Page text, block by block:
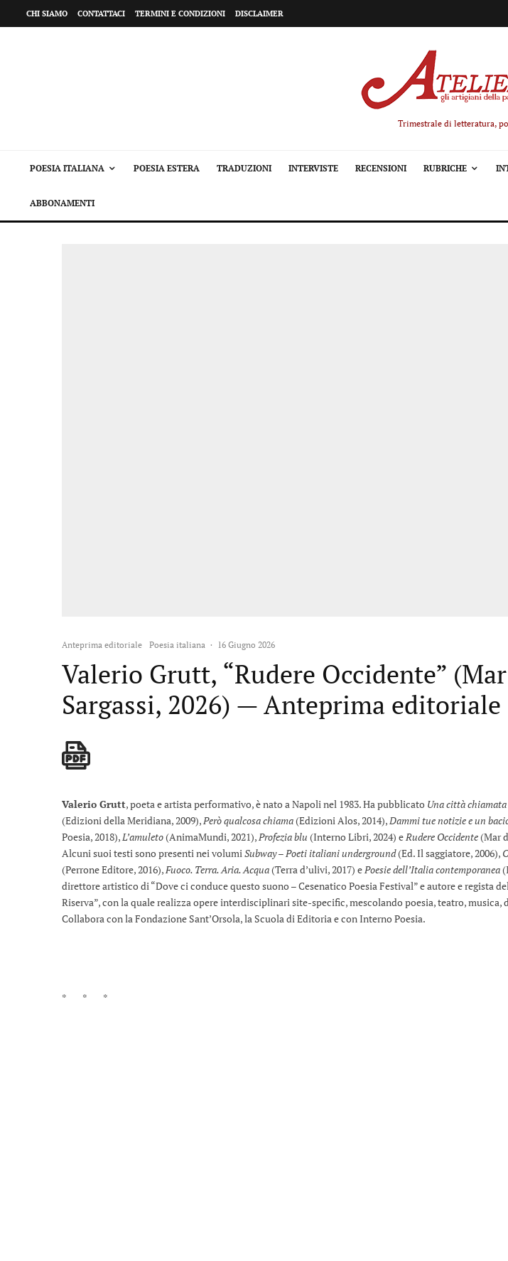
CHI SIAMO CONTATTACI TERMINI E CONDIZIONI DISCLAIMER
Trimestrale di letteratura,
POESIA ITALIANA POESIA ESTERA TRADUZIONI INTERVISTE RECENSIONI RUBRICHE
ABBONAMENTI
Anteprima editoriale Poesia italiana · 16 Giugno 2026
Valerio Grutt, “Rudere Occidente”
Sargassi, 2026) — Anteprima editoriale
Valerio Grutt, poeta e artista performativo, è nato a Napoli nel 1983. Ha pubblicato Una città
(Edizioni della Meridiana, 2009),Però qualcosa chiama(Edizioni Alos, 2014),Dammi tue notizie e un
Poesia, 2018),L’amuleto(AnimaMundi, 2021),Profezia blu (Interno Libri, 2024) eRudere Occidente(Mar
Alcuni suoi testi sono presenti nei volumiSubway – Poeti italiani underground(Ed. Il saggiatore, 2006),
(Perrone Editore, 2016),Fuoco. Terra. Aria. Acqua(Terra d’ulivi, 2017) ePoesie dell’Italia contemporanea
direttore artistico di “Dove ci conduce questo suono – Cesenatico Poesia Festival” e autore e regista
Riserva”, con la quale realizza opere interdisciplinari site-specific, mescolando poesia, teatro, musica,
Collabora con la Fondazione Sant’Orsola, la Scuola di Editoria e con Interno Poesia.
* * *